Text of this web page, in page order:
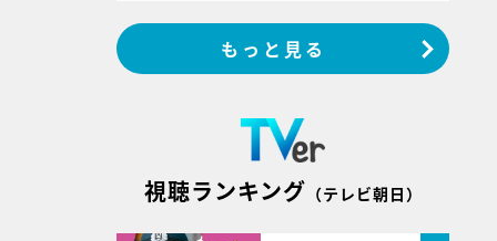
もっと見る
視聴ランキング （テレビ朝日）